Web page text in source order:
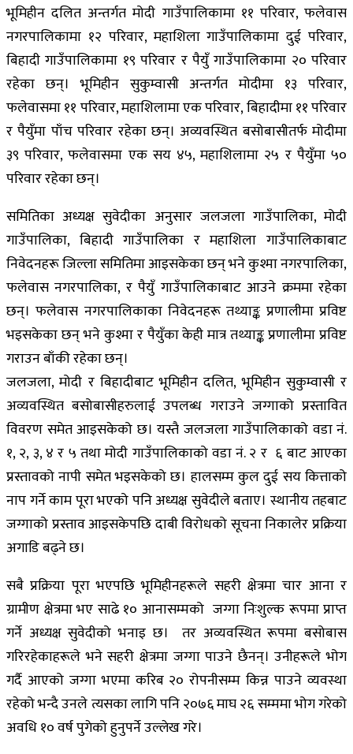
भूमिहीन दलित अन्तर्गत मोदी गाउँपालिकामा ११ परिवार, फलेवास
नगरपालिकामा १२ परिवार, महाशिला गाउँपालिकामा दुई परिवार,
बिहादी गाउँपालिकामा १९ परिवार र पैयुँ गाउँपालिकामा २० परिवार
रहेका छन्। भूमिहीन सुकुम्वासी अन्तर्गत मोदीमा १३ परिवार,
फलेवासमा ११ परिवार, महाशिलामा एक परिवार, बिहादीमा ११ परिवार
र पैयुँमा पाँच परिवार रहेका छन्। अव्यवस्थित बसोबासीतर्फ मोदीमा
३९ परिवार, फलेवासमा एक सय ४५, महाशिलामा २५ र पैयुँमा ५०
परिवार रहेका छन्।
समितिका अध्यक्ष सुवेदीका अनुसार जलजला गाउँपालिका, मोदी
गाउँपालिका, बिहादी गाउँपालिका र महाशिला गाउँपालिकाबाट
निवेदनहरू जिल्ला समितिमा आइसकेका छन् भने कुश्मा नगरपालिका,
फलेवास नगरपालिका, र पैयुँ गाउँपालिकाबाट आउने क्रममा रहेका
छन्। फलेवास नगरपालिकाका निवेदनहरू तथ्याङ्क प्रणालीमा प्रविष्ट
भइसकेका छन् भने कुश्मा र पैयुँका केही मात्र तथ्याङ्क प्रणालीमा प्रविष्ट
गराउन बाँकी रहेका छन्।
जलजला, मोदी र बिहादीबाट भूमिहीन दलित, भूमिहीन सुकुम्वासी र
अव्यवस्थित बसोबासीहरुलाई उपलब्ध गराउने जग्गाको प्रस्तावित
विवरण समेत आइसकेको छ। यस्तै जलजला गाउँपालिकाको वडा नं.
१, २, ३, ४ र ५ तथा मोदी गाउँपालिकाको वडा नं. २ र ६ बाट आएका
प्रस्तावको नापी समेत भइसकेको छ। हालसम्म कुल दुई सय कित्ताको
नाप गर्ने काम पूरा भएको पनि अध्यक्ष सुवेदीले बताए। स्थानीय तहबाट
जग्गाको प्रस्ताव आइसकेपछि दाबी विरोधको सूचना निकालेर प्रक्रिया
अगाडि बढ्ने छ।
सबै प्रक्रिया पूरा भएपछि भूमिहीनहरूले सहरी क्षेत्रमा चार आना र
ग्रामीण क्षेत्रमा भए साढे १० आनासम्मको जग्गा निःशुल्क रूपमा प्राप्त
गर्ने अध्यक्ष सुवेदीको भनाइ छ। तर अव्यवस्थित रूपमा बसोबास
गरिरहेकाहरूले भने सहरी क्षेत्रमा जग्गा पाउने छैनन्। उनीहरूले भोग
गर्दै आएको जग्गा भएमा करिब २० रोपनीसम्म किन्न पाउने व्यवस्था
रहेको भन्दै उनले त्यसका लागि पनि २०७६ माघ २६ सम्ममा भोग गरेको
अवधि १० वर्ष पुगेको हुनुपर्ने उल्लेख गरे।